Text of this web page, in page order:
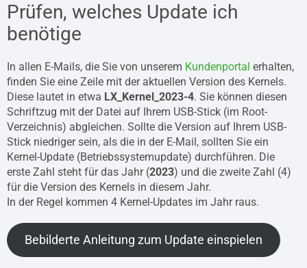
Prüfen, welches Update ich
benötige
In allen E-Mails, die Sie von unserem Kundenportal erhalten,
finden Sie eine Zeile mit der aktuellen Version des Kernels.
Diese lautet in etwa LX_Kernel_2023-4. Sie können diesen
Schriftzug mit der Datei auf Ihrem USB-Stick (im Root-
Verzeichnis) abgleichen. Sollte die Version auf Ihrem USB-
Stick niedriger sein, als die in der E-Mail, sollten Sie ein
Kernel-Update (Betriebssystemupdate) durchführen. Die
erste Zahl steht für das Jahr (2023) und die zweite Zahl (4)
für die Version des Kernels in diesem Jahr.
In der Regel kommen 4 Kernel-Updates im Jahr raus.
Bebilderte Anleitung zum Update einspielen